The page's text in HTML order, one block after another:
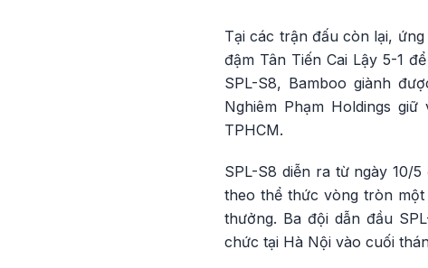
Tại các trận đấu còn lại,
đậm Tân Tiến Cai Lậy 5-1
SPL-S8, Bamboo giành
Nghiêm Phạm Holdings
TPHCM.
SPL-S8 diễn ra từ ngày 10/
theo thể thức vòng tròn
thưởng. Ba đội dẫn đầu
chức tại Hà Nội vào cuối